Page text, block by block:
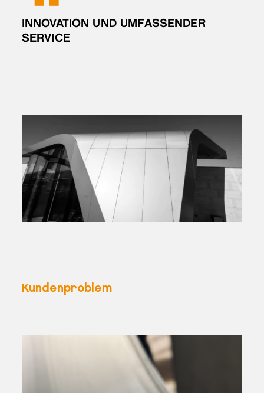
INNOVATION UND UMFASSENDER
SERVICE
Kundenproblem